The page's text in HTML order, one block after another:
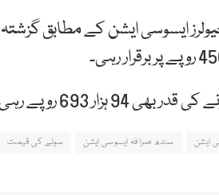
ایسوسی ایشن کے مطابق
ایشن سندھ صرافہ ایسوسی ایشن سونے کی قیمت